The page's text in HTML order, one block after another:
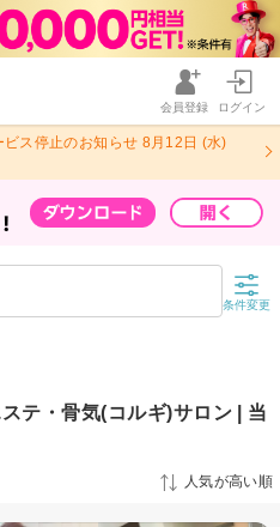
会員登録 ログイン
ス停止のお知らせ 8月12日 (水)
条件変更
テ・骨気(コルギ)サロン | 当
人気が高い順